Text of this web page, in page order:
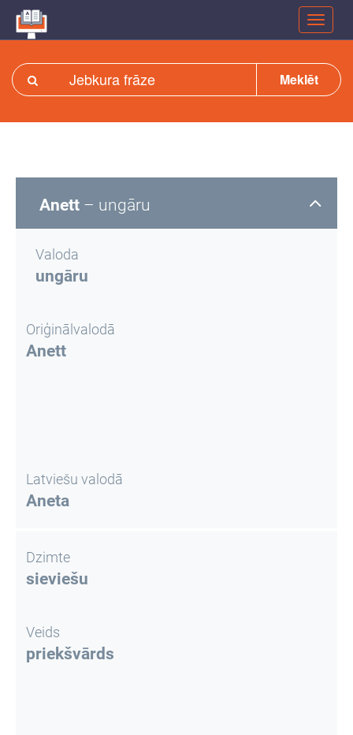
Meklēt
Anett – ungāru
Valoda
ungāru
Oriģinālvalodā
Anett
Latviešu valodā
Aneta
Dzimte
sieviešu
Veids
priekšvārds